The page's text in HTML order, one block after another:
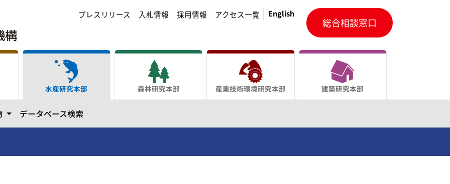
プレスリリース 入札情報 採用情報 アクセス一覧 English
総合相談窓口
水産研究本部
すカテゴリーを開きます
データベース検索
森林研究本部 産業技術環境研究本部 建築研究本部